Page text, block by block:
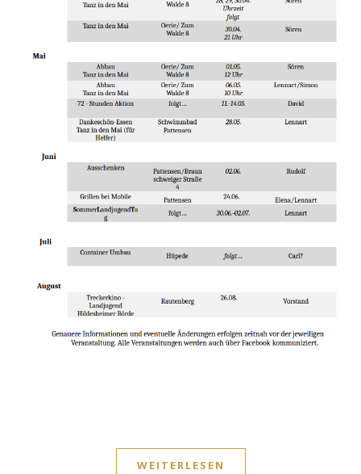
WEITERLESEN